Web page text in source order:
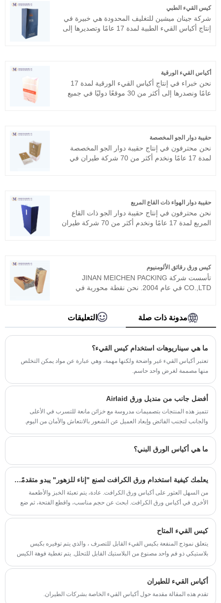
التجارية والتحقيق فيها والتفاوض بشأنها، ونأمل
مخلصين أن نفوز معك!
كيس القيء الطبي
شركة جينان ميشين للتغليف المحدودة هي خبيرة في
إنتاج أكياس القيء الطبية لمدة 17 عامًا وتصديرها إلى
الأعمال التجارية والتحقق منها والتفاوض بشأنها، ونأمل
فعليًا في الفوز معك!
أكياس القيء الورقية
نحن خبراء في إنتاج أكياس القيء الورقية لمدة 17
عامًا ونصدرها إلى أكثر من 30 موقعًا دوليًا في جميع
والمحتملين.
حقيبة دوار الجو المخصصة
نحن محترفون في إنتاج حقيبة دوار الجو المخصصة
لمدة 17 عامًا ونخدم أكثر من 70 شركة طيران في
الصين.
حقيبة دوار الهواء ذات القاع المربع
نحن محترفون في إنتاج حقيبة دوار الجو ذات القاع
المربع لمدة 17 عامًا ونخدم أكثر من 70 شركة طيران
نحن نتوقع أن نصبح شريكك على المدى الطويل في
الصين.
كيس ورق رقائق الألومنيوم
تأسست شركة JINAN MEICHEN PACKING
CO.,LTD في عام 2004. نحن نقطة محورية في
الهدايا، والأكياس الورقية، وما إلى ذلك. نحن ننتج سلعًا
عالية الجودة ونوفر خدمة النقل المناسبة للعديد من
الشركات في جميع أنحاء العالم ونحافظ على أعلى
مستوى من التشغيل معهم لسنوات عديدة.
مدونة ذات صلة التعليقات
ما هي سيناريوهات استخدام كيس القيء؟
تعتبر أكياس القيء غير واضحة ولكنها مهمة، وهي عبارة عن مواد يمكن التخلص
منها مصممة لغرض واحد حاسم.
أفضل جانب من منديل ورق Airlaid
تتميز هذه المنتجات بتصميمات مدروسة مع خزائن مانعة للتسرب في الأعلى
والجانب لتجنب الفائض وإبعاد العميل عن الشعور بالانتعاش والأمان من اليوم.
ما هي أكياس الورق البني؟
يعلمك كيفية استخدام ورق الكرافت لصنع "إناء للزهور" يبدو متقدمًا للغاية
من السهل العثور على أكياس ورق الكرافت. عادة، يتم تعبئة الخبز والأطعمة
الأخرى في أكياس ورق الكرافت. ابحث عن حجم مناسب، واقطع الفتحة، ثم ضع
كيس القيء المتاح
يتعلق نموذج المنفعة بكيس القيء القابل للتصرف ، والذي يتم توفيره بكيس
بلاستيكي ذو فم واحد مصنوع من البلاستيك القابل للتحلل. يتم تغطية فوهة الكيس
المنفذ متصل
أكياس القيء للطيران
تقدم هذه المقالة مقدمة حول أكياس القيء الخاصة بشركات الطيران.